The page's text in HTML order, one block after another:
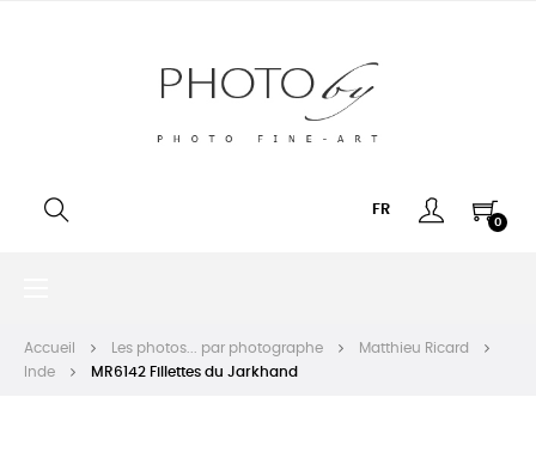
FR
0
Accueil Les photos... par photographe
Matthieu Ricard
Inde
MR6142 Fillettes du Jarkhand